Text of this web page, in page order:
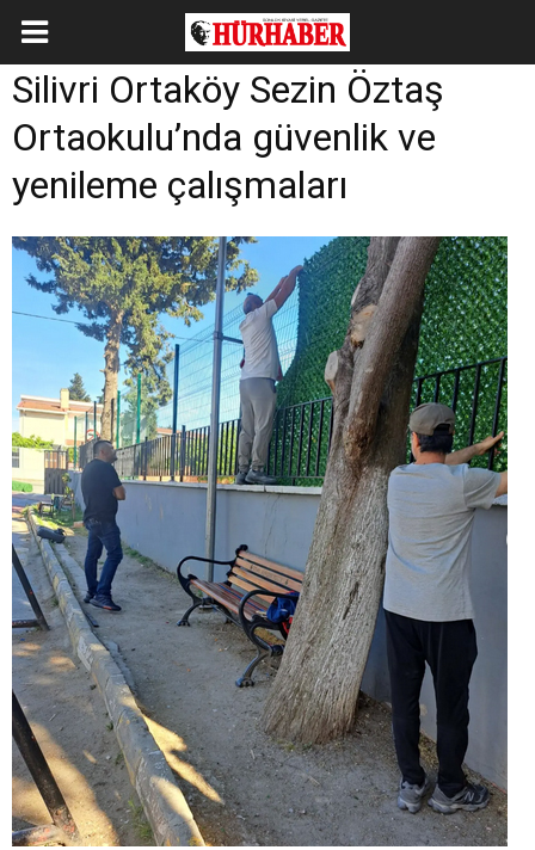
Silivri Ortaköy Sezin Öztaş
Ortaokulu’nda güvenlik ve
yenileme çalışmaları